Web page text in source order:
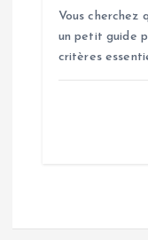
Vous cherchez
un petit guide
critères